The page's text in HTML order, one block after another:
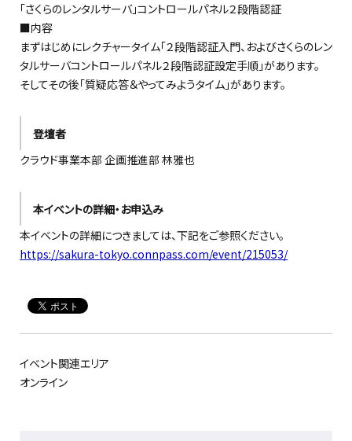
「さくらのレンタルサーバ」コントロールパネル２段階認証
■内容
まずはじめにレクチャータイム「２段階認証入門、およびさくらのレン
タルサーバコントロールパネル２段階認証設定手順」があります。
そしてその後「質疑応答＆やってみようタイム」があります。
登壇者
クラウド事業本部 企画推進部 林雅也
本イベントの詳細・お申込み
本イベントの詳細につきましては、下記をご参照ください。
https://sakura-tokyo.connpass.com/event/215053/
イベント関連エリア
オンライン